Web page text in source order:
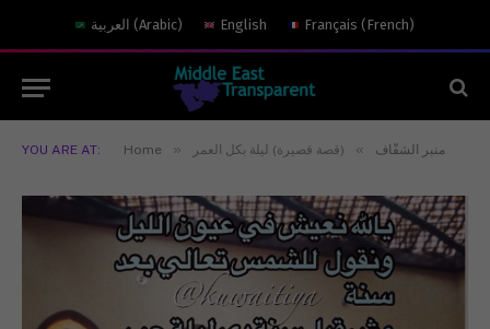
العربية (Arabic) English Français (French)
YOU ARE AT: Home » منبر الشفّاف » (قصة قصيرة) ليلة بكل العمر